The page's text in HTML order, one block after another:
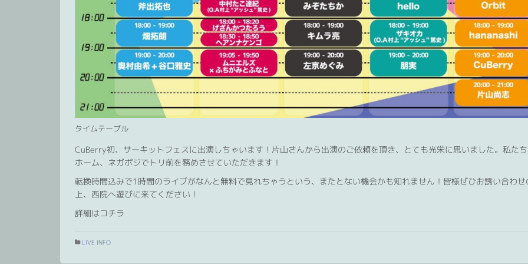
タイムテーブル
CuBerry初、サーキットフェスに出演しちゃいます！片山さんから出演のご依頼を頂き、とても光栄に思いました。私た
ホーム、ネガポジでトリ前を務めさせていただきます！
転換時間込みで1時間のライブがなんと無料で見れちゃうという、またとない機会かも知れません！皆様ぜひお誘い合わせ
上、西院へ遊びに来てください！
詳細はコチラ
LIVE INFO